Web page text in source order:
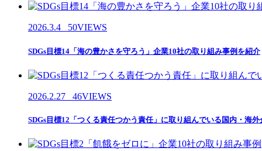
2026.3.4 50VIEWS
SDGs目標14「海の豊かさを守ろう」企業10社の取り組み事例を紹介
2026.2.27 46VIEWS
SDGs目標12「つくる責任つかう責任」に取り組んでいる国内・海